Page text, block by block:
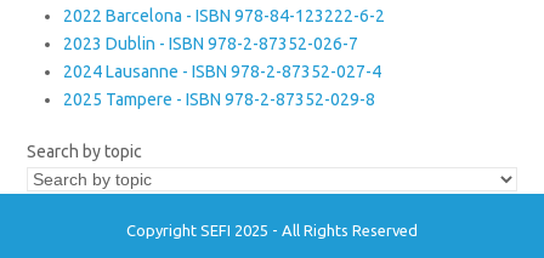
2022 Barcelona - ISBN 978-84-123222-6-2
2023 Dublin - ISBN 978-2-87352-026-7
2024 Lausanne - ISBN 978-2-87352-027-4
2025 Tampere - ISBN 978-2-87352-029-8
Search by topic
Copyright SEFI 2025 - All Rights Reserved